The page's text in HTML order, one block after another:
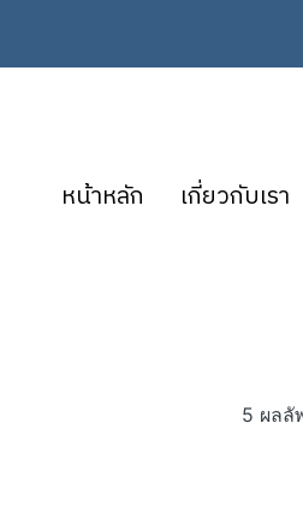
หน้าหลัก เกี่ยวกับเรา
5 ผลลั